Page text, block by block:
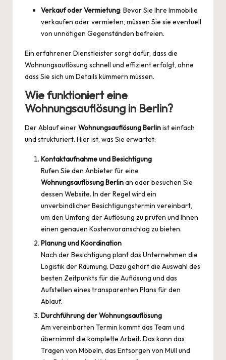
Verkauf oder Vermietung: Bevor Sie Ihre Immobilie
verkaufen oder vermieten, müssen Sie sie eventuell
von unnötigen Gegenständen befreien.
Ein erfahrener Dienstleister sorgt dafür, dass die
Wohnungsauflösung schnell und effizient erfolgt, ohne
dass Sie sich um Details kümmern müssen.
Wie funktioniert eine
Wohnungsauflösung in Berlin?
Der Ablauf einerWohnungsauflösung Berlinist einfach
und strukturiert. Hier ist, was Sie erwartet:
Kontaktaufnahme und Besichtigung
Rufen Sie den Anbieter für eine
Wohnungsauflösung Berlinan oder besuchen Sie
dessen Website. In der Regel wird ein
unverbindlicher Besichtigungstermin vereinbart,
um den Umfang der Auflösung zu prüfen und Ihnen
einen genauen Kostenvoranschlag zu bieten.
Planung und Koordination
Nach der Besichtigung plant das Unternehmen die
Logistik der Räumung. Dazu gehört die Auswahl des
besten Zeitpunkts für die Auflösung und das
Aufstellen eines transparenten Plans für den
Ablauf.
Durchführung der Wohnungsauflösung
Am vereinbarten Termin kommt das Team und
übernimmt die komplette Arbeit. Das kann das
Tragen von Möbeln, das Entsorgen von Müll und